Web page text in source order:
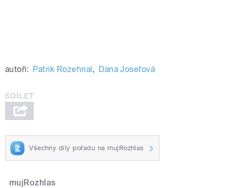
autoři: Patrik Rozehnal , Dana Josefová
Všechny díly pořadu na mujRozhlas
mujRozhlas